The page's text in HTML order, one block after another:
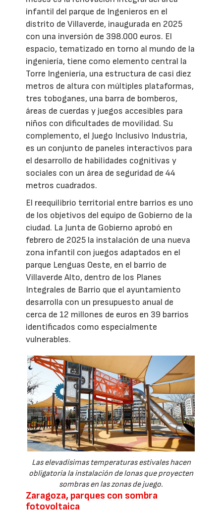
infantil del parque de Ingenieros en el
distrito de Villaverde, inaugurada en 2025
con una inversión de 398.000 euros. El
espacio, tematizado en torno al mundo de la
ingeniería, tiene como elemento central la
Torre Ingeniería, una estructura de casi diez
metros de altura con múltiples plataformas,
tres toboganes, una barra de bomberos,
áreas de cuerdas y juegos accesibles para
niños con dificultades de movilidad. Su
complemento, el Juego Inclusivo Industria,
es un conjunto de paneles interactivos para
el desarrollo de habilidades cognitivas y
sociales con un área de seguridad de 44
metros cuadrados.
El reequilibrio territorial entre barrios es uno
de los objetivos del equipo de Gobierno de la
ciudad. La Junta de Gobierno aprobó en
febrero de 2025 la instalación de una nueva
zona infantil con juegos adaptados en el
parque Lenguas Oeste, en el barrio de
Villaverde Alto, dentro de los Planes
Integrales de Barrio que el ayuntamiento
desarrolla con un presupuesto anual de
cerca de 12 millones de euros en 39 barrios
identificados como especialmente
vulnerables.
Las elevadísimas temperaturas estivales hacen
obligatoria la instalación de lonas que proyecten
sombras en las zonas de juego.
Zaragoza, parques con sombra
fotovoltaica